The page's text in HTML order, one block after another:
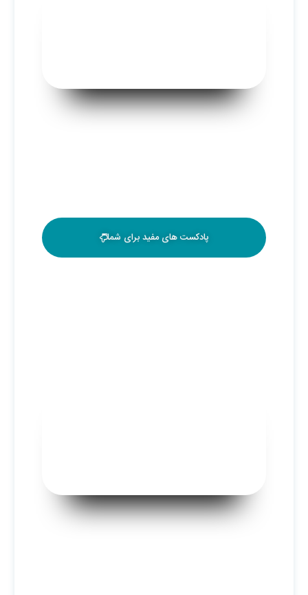
پادکست های مفید برای شما